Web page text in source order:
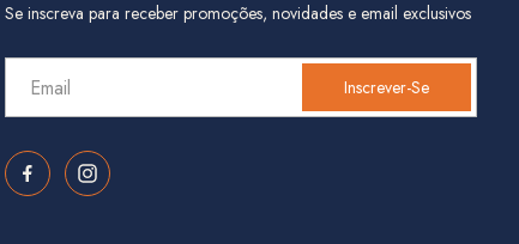
Se inscreva para receber promoções, novidades e email exclusivos
Inscrever-Se